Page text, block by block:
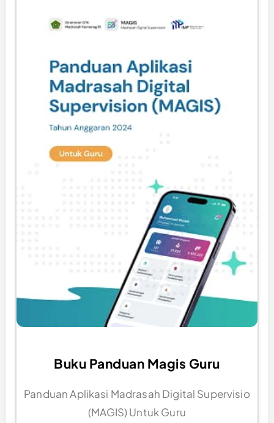
Buku Panduan Magis Guru
Panduan Aplikasi Madrasah Digital Supervisio
(MAGIS) Untuk Guru